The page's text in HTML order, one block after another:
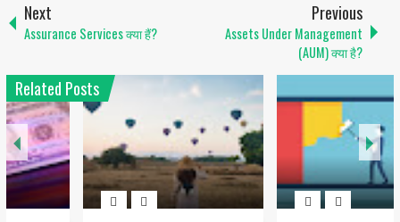
Next
Assurance Services क्या हैं?
Previous
Assets Under Management
(AUM) क्या है?
Related Posts